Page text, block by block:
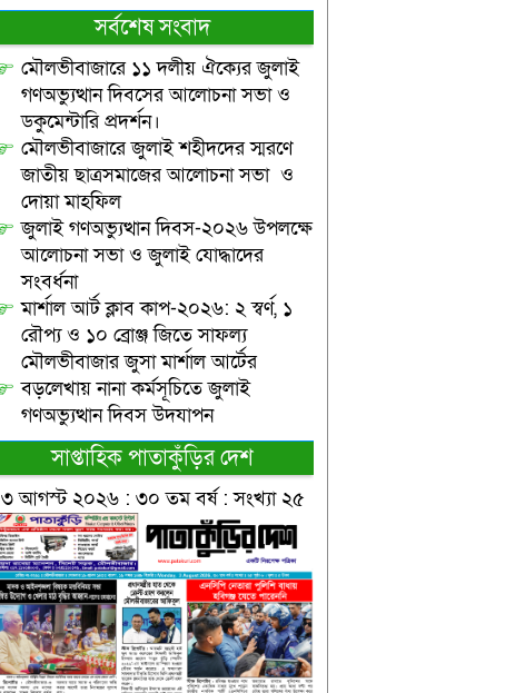
সর্বশেষ সংবাদ
মৌলভীবাজারে ১১ দলীয় ঐক্যের জুলাই
গণঅভ্যুত্থান দিবসের আলোচনা সভা ও
ডকুমেন্টারি প্রদর্শন।
মৌলভীবাজারে জুলাই শহীদদের স্মরণে
জাতীয় ছাত্রসমাজের আলোচনা সভা ও
দোয়া মাহফিল
জুলাই গণঅভ্যুত্থান দিবস-২০২৬ উপলক্ষে
আলোচনা সভা ও জুলাই যোদ্ধাদের
সংবর্ধনা
মার্শাল আর্ট ক্লাব কাপ-২০২৬: ২ স্বর্ণ, ১
রৌপ্য ও ১০ ব্রোঞ্জ জিতে সাফল্য
মৌলভীবাজার জুসা মার্শাল আর্টের
বড়লেখায় নানা কর্মসূচিতে জুলাই
গণঅভ্যুত্থান দিবস উদযাপন
সাপ্তাহিক পাতাকুঁড়ির দেশ
৩ আগস্ট ২০২৬ : ৩০ তম বর্ষ : সংখ্যা ২৫